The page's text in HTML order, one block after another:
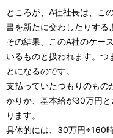
ところが、A社社長は、こ
書を新たに交わしたりする
その結果、このA社のケー
いるものと扱われます。つ
とになるのです。
支払っていたつもりのもの
かりか、基本給が30万円
ります。
具体的には、30万円÷160